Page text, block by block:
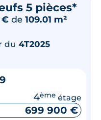
5 pièces*
€ de 109.01 m²
du 4T2025
4ème étage
699 900 €